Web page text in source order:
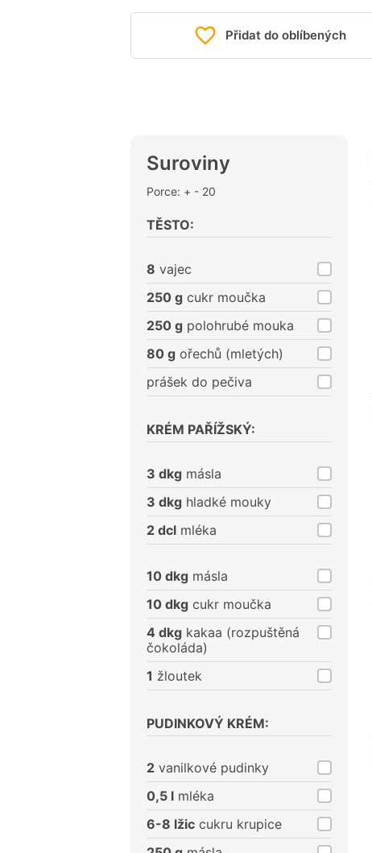
Přidat do oblíbených
Suroviny
Porce: + - 20
TĚSTO:
8 vajec
250 g cukr moučka
250 g polohrubé mouka
80 g ořechů (mletých)
prášek do pečiva
KRÉM PAŘÍŽSKÝ:
3 dkg másla
3 dkg hladké mouky
2 dcl mléka
10 dkg másla
10 dkg cukr moučka
4 dkg kakaa (rozpuštěná
čokoláda)
1 žloutek
PUDINKOVÝ KRÉM:
2 vanilkové pudinky
0,5 l mléka
6-8 lžic cukru krupice